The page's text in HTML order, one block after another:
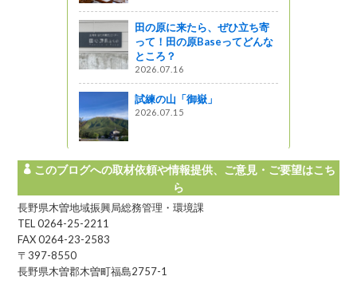
田の原に来たら、ぜひ立ち寄
って！田の原Baseってどんな
ところ？
2026.07.16
試練の山「御嶽」
2026.07.15
このブログへの取材依頼や情報提供、ご意見・ご要望はこち
ら
長野県木曽地域振興局総務管理・環境課
TEL 0264-25-2211
FAX 0264-23-2583
〒397-8550
長野県木曽郡木曽町福島2757-1